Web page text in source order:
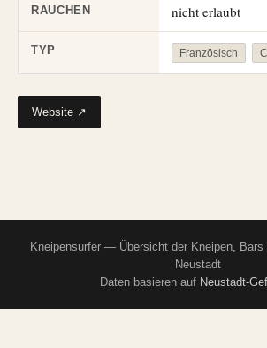
RAUCHEN nicht erlaubt
TYP Französisch
Website ↗
Kneipensurfer — Übersicht der Kneipen, Bars
Neustadt
Daten basieren auf Neustadt-